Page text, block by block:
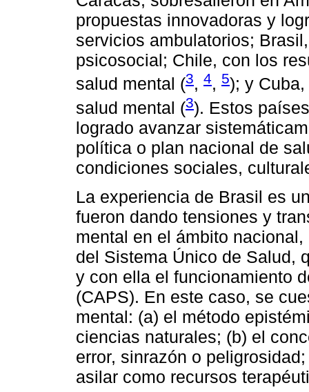
propuestas innovadoras y
servicios ambulatorios;
psicosocial; Chile, con los
salud mental (3, 4, 5); y
salud mental (3). Estos
logrado avanzar
política o plan nacional de
condiciones sociales,
La experiencia de Brasil es
fueron dando tensiones y
mental en el ámbito
del Sistema Único de Salud,
y con ella el funcionamiento
(CAPS). En este caso, se
mental: (a) el método
ciencias naturales; (b) el
error, sinrazón o
asilar como recursos